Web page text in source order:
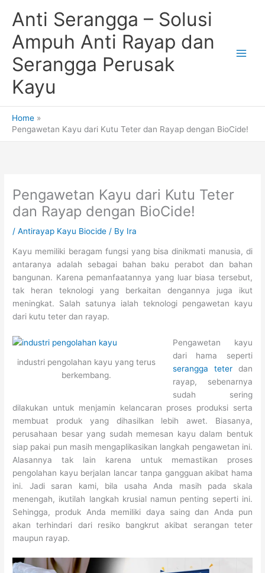
Anti Serangga – Solusi
Ampuh Anti Rayap dan
Serangga Perusak
Kayu
Home
Pengawetan Kayu dari Kutu Teter dan Rayap dengan BioCide!
Pengawetan Kayu dari Kutu Teter
dan Rayap dengan BioCide!
/Antirayap Kayu Biocide / By Ira
Kayu memiliki beragam fungsi yang bisa dinikmati manusia, di
antaranya adalah sebagai bahan baku perabot dan bahan
bangunan. Karena pemanfaatannya yang luar biasa tersebut,
tak heran teknologi yang berkaitan dengannya juga ikut
meningkat. Salah satunya ialah teknologi pengawetan kayu
dari kutu teter dan rayap.
industri pengolahan kayu yang terus
berkembang.
Pengawetan kayu
dari hama seperti
serangga teterdan
rayap, sebenarnya
sudah sering
dilakukan untuk menjamin kelancaran proses produksi serta
membuat produk yang dihasilkan lebih awet. Biasanya,
perusahaan besar yang sudah memesan kayu dalam bentuk
siap pakai pun masih mengaplikasikan langkah pengawetan ini.
Alasannya tak lain karena untuk memastikan proses
pengolahan kayu berjalan lancar tanpa gangguan akibat hama
ini. Jadi saran kami, bila usaha Anda masih pada skala
menengah, ikutilah langkah krusial namun penting seperti ini.
Sehingga, produk Anda memiliki daya saing dan Anda pun
akan terhindari dari resiko bangkrut akibat serangan teter
maupun rayap.